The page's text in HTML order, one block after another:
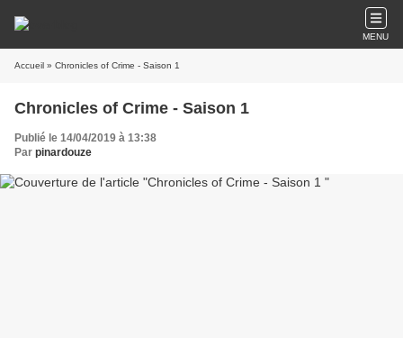
MENU
Accueil » Chronicles of Crime - Saison 1
Chronicles of Crime - Saison 1
Publié le 14/04/2019 à 13:38
Par pinardouze